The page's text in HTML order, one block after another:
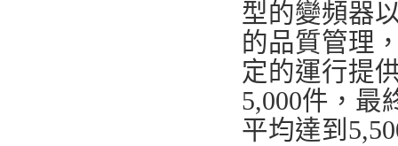
型的變頻器
的品質管理
定的運行提
5,000件，最
平均達到